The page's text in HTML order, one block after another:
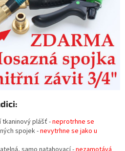
tkaninový plášť -neprotrhne se
spojek -nevytrhne se jako u